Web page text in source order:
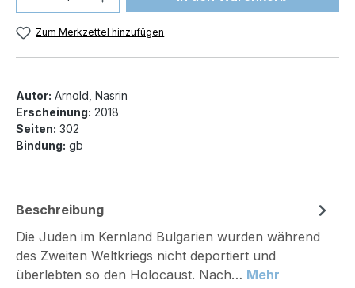
Zum Merkzettel hinzufügen
Autor: Arnold, Nasrin
Erscheinung: 2018
Seiten: 302
Bindung: gb
Beschreibung
Die Juden im Kernland Bulgarien wurden während
des Zweiten Weltkriegs nicht deportiert und
überlebten so den Holocaust. Nach… Mehr